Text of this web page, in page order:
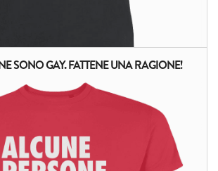
SONO GAY. FATTENE UNA RAGIONE!